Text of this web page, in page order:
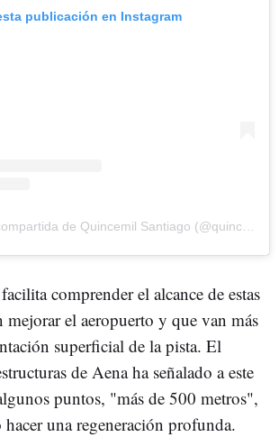
publicación en Instagram
Una publicación compartida de Quincemil Santiago (@quincemilsantiago)
comprender el alcance de estas
mejorar el aeropuerto y que van más
superficial de la pista. El
de Aena ha señalado a este
puntos, "más de 500 metros",
hacer una regeneración profunda.